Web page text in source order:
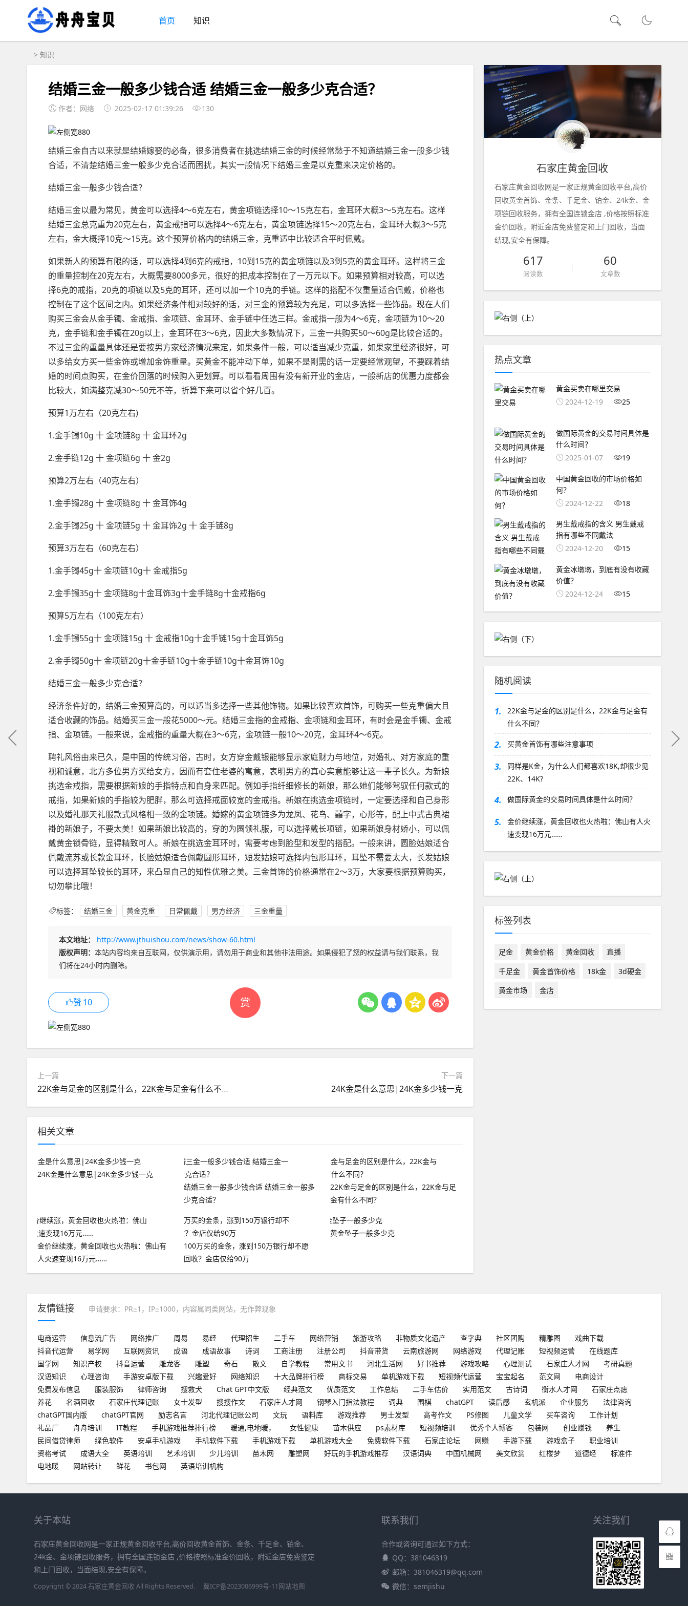
首页 知识
> 知识
结婚三金一般多少钱合适 结婚三金一般多少克合适？
作者：网络 2025-02-17 01:39:26 130
结婚三金自古以来就是结婚嫁娶的必备，很多消费者在挑选结婚三金的时候经常愁于不知道结婚三金一般多少钱
合适，不清楚结婚三金一般多少克合适而困扰，其实一般情况下结婚三金是以克重来决定价格的。
结婚三金一般多少钱合适？
结婚三金以最为常见，黄金可以选择4～6克左右，黄金项链选择10～15克左右，金耳环大概3～5克左右。这样
结婚三金总克重为20克左右，黄金戒指可以选择4～6克左右，黄金项链选择15～20克左右，金耳环大概3～5克
左右，金大概择10克～15克。这个预算价格内的结婚三金，克重适中比较适合平时佩戴。
如果新人的预算有限的话，可以选择4到6克的戒指，10到15克的黄金项链以及3到5克的黄金耳环。这样将三金
的重量控制在20克左右，大概需要8000多元，很好的把成本控制在了一万元以下。如果预算相对较高，可以选
择6克的戒指，20克的项链以及5克的耳环，还可以加一个10克的手链。这样的搭配不仅重量适合佩戴，价格也
控制在了这个区间之内。如果经济条件相对较好的话，对三金的预算较为充足，可以多选择一些饰品。现在人们
购买三金会从金手镯、金戒指、金项链、金耳环、金手链中任选三样。金戒指一般为4～6克，金项链为10～20
克，金手链和金手镯在20g以上，金耳环在3～6克，因此大多数情况下，三金一共购买50～60g是比较合适的。
不过三金的重量具体还是要按男方家经济情况来定，如果条件一般，可以适当减少克重，如果家里经济很好，可
以多给女方买一些金饰或增加金饰重量。买黄金不能冲动下单，如果不是刚需的话一定要经常观望，不要踩着结
婚的时间点购买，在金价回落的时候购入更划算。可以看看周围有没有新开业的金店，一般新店的优惠力度都会
比较大，如满整克减30～50元不等，折算下来可以省个好几百。
预算1万左右（20克左右)
1.金手镯10g 十 金项链8g 十 金耳环2g
2.金手链12g 十 金项链6g 十 金2g
预算2万左右（40克左右）
1.金手镯28g 十 金项链8g 十 金耳饰4g
2.金手镯25g 十 金项链5g 十 金耳饰2g 十 金手链8g
预算3万左右（60克左右）
1.金手镯45g十 金项链10g十 金戒指5g
2.金手镯35g十 金项链8g十金耳饰3g十金手链8g十金戒指6g
预算5万左右（100克左右）
1.金手镯55g十 金项链15g 十 金戒指10g十金手链15g十金耳饰5g
2.金手镯50g十 金项链20g十金手链10g十金手链10g十金耳饰10g
结婚三金一般多少克合适？
经济条件好的，结婚三金预算高的，可以适当多选择一些其他饰物。如果比较喜欢首饰，可购买一些克重偏大且
适合收藏的饰品。结婚买三金一般花5000～元。结婚三金指的金戒指、金项链和金耳环，有时会是金手镯、金戒
指、金项链。一般来说，金戒指的重量大概在3～6克，金项链一般10～20克，金耳环4～6克。
聘礼风俗由来已久，是中国的传统习俗，古时，女方穿金戴银能够显示家庭财力与地位，对婚礼、对方家庭的重
视和诚意，北方多位男方买给女方，因而有套住老婆的寓意，表明男方的真心实意能够让这一辈子长久。为新娘
挑选金戒指，需要根据新娘的手指特点和自身来匹配。例如手指纤细修长的新娘，那么她们能够驾驭任何款式的
戒指，如果新娘的手指较为肥胖，那么可选择戒面较宽的金戒指。新娘在挑选金项链时，一定要选择和自己身形
以及婚礼那天礼服款式风格相一致的金项链。婚嫁的黄金项链多为龙凤、花鸟、囍字，心形等，配上中式古典裙
褂的新娘子，不要太美！如果新娘比较高的，穿的为圆领礼服，可以选择戴长项链，如果新娘身材娇小，可以佩
戴黄金锁骨链，显得精致可人。新娘在挑选金耳环时，需要考虑到脸型和发型的搭配。一般来讲，圆脸姑娘适合
佩戴流苏或长款金耳环，长脸姑娘适合佩戴圆形耳环，短发姑娘可选择内包形耳环，耳坠不需要太大，长发姑娘
可以选择耳坠较长的耳环，来凸显自己的知性优雅之美。三金首饰的价格通常在2～3万，大家要根据预算购买，
切勿攀比哦！
标签： 结婚三金 黄金克重 日常佩戴 男方经济 三金重量
赏
本文地址：
http://www.jthuishou.com/news/show-60.html
版权声明： 本站内容均来自互联网，仅供演示用，请勿用于商业和其他非法用途。如果侵犯了您的权益请与我们联系，我
们将在24小时内删除。
赞10
上一篇
22K金与足金的区别是什么，22K金与足金有什么不同？
下一篇
24K金是什么意思|24K金多少钱一克
相关文章
24K金是什么意思|24K金多少钱一克
结婚三金一般多少钱合适 结婚三金一般多
少克合适？
22K金与足金的区别是什么，22K金与足
金有什么不同？
​金价继续涨，黄金回收也火热啦：佛山有
人火速变现16万元……
100万买的金条，涨到150万银行却不愿
回收？金店仅给90万
黄金坠子一般多少克
石家庄黄金回收
石家庄黄金回收网是一家正规黄金回收平台,高价
回收黄金首饰、金条、千足金、铂金、24k金、金
项链回收服务，拥有全国连锁金店 ,价格按照标准
金价回收，附近金店免费鉴定和上门回收，当面
结现,安全有保障。
617
阅读数
60
文章数
热点文章
黄金买卖在哪里交易
2024-12-19
25
做国际黄金的交易时间具体是
什么时间？
2025-01-07
19
中国黄金回收的市场价格如
何？
2024-12-22
18
男生戴戒指的含义 男生戴戒
指有哪些不同戴法
2024-12-20
15
黄金冰墩墩，到底有没有收藏
价值？
2024-12-24
15
随机阅读
1.
22K金与足金的区别是什么，22K金与足金有
什么不同？
2. 买黄金首饰有哪些注意事项
3.
同样是K金，为什么人们都喜欢18K,却很少见
22K、14K?
4. 做国际黄金的交易时间具体是什么时间？
5.
​金价继续涨，黄金回收也火热啦：佛山有人火
速变现16万元……
标签列表
足金 黄金价格 黄金回收
直播
千足金
黄金首饰价格 18k金
3d硬金
黄金市场
金店
友情链接 申请要求：PR≥1，IP≥1000，内容属同类网站，无作弊现象
电商运营 信息流广告 网络推广 周易 易经 代理招生 二手车 网络营销 旅游攻略 非物质文化遗产 查字典 社区团购 精雕图
戏曲下载
抖音代运营
易学网 互联网资讯 成语 成语故事 诗词 工商注册 注册公司 抖音带货 云南旅游网 网络游戏 代理记账 短视频运营
在线题库
国学网
知识产权 抖音运营 雕龙客 雕塑 奇石 散文 自学教程 常用文书 河北生活网 好书推荐 游戏攻略 心理测试 石家庄人才网
考研真题
汉语知识
心理咨询 手游安卓版下载 兴趣爱好 网络知识 十大品牌排行榜 商标交易 单机游戏下载 短视频代运营 宝宝起名 范文网
电商设计
免费发布信息
服装服饰 律师咨询 搜救犬 Chat GPT中文版 经典范文 优质范文 工作总结 二手车估价 实用范文 古诗词 衡水人才网
石家庄点痣
养花
名酒回收 石家庄代理记账 女士发型 搜搜作文 石家庄人才网 钢琴入门指法教程 词典 围棋 chatGPT 读后感 玄机派 企业服务
法律咨询
chatGPT国内版
chatGPT官网 励志名言 河北代理记账公司 文玩 语料库 游戏推荐 男士发型 高考作文 PS修图 儿童文学 买车咨询
工作计划
礼品厂
舟舟培训 IT教程 手机游戏推荐排行榜 暖通,电地暖， 女性健康 苗木供应 ps素材库 短视频培训 优秀个人博客 包装网 创业赚钱
养生
民间借贷律师
绿色软件 安卓手机游戏 手机软件下载 手机游戏下载 单机游戏大全 免费软件下载 石家庄论坛 网赚 手游下载 游戏盒子
职业培训
资格考试
成语大全 英语培训 艺术培训 少儿培训 苗木网 雕塑网 好玩的手机游戏推荐 汉语词典 中国机械网 美文欣赏 红楼梦 道德经
标准件
电地暖
网站转让 鲜花 书包网 英语培训机构
关于本站
石家庄黄金回收网是一家正规黄金回收平台,高价回收黄金首饰、金条、千足金、铂金、
24k金、金项链回收服务，拥有全国连锁金店 ,价格按照标准金价回收，附近金店免费鉴定
和上门回收，当面结现,安全有保障。
Copyright © 2024 石家庄黄金回收 All Rights Reserved. 冀ICP备2023006999号-11网站地图
联系我们
合作或咨询可通过如下方式：
QQ：381046319
邮箱：381046319@qq.com
微信：semjishu
关注我们